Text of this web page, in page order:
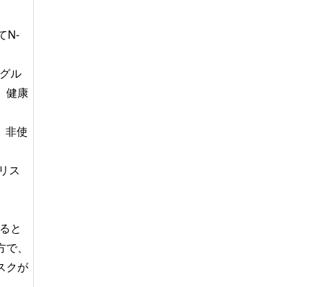
N-
ル
健康
非使
ス
と
、
クが